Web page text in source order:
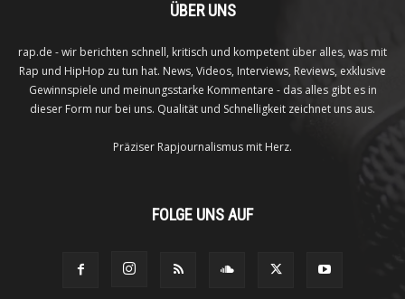
ÜBER UNS
rap.de - wir berichten schnell, kritisch und kompetent über alles, was mit
Rap und HipHop zu tun hat. News, Videos, Interviews, Reviews, exklusive
Gewinnspiele und meinungsstarke Kommentare - das alles gibt es in
dieser Form nur bei uns. Qualität und Schnelligkeit zeichnet uns aus.
Präziser Rapjournalismus mit Herz.
FOLGE UNS AUF